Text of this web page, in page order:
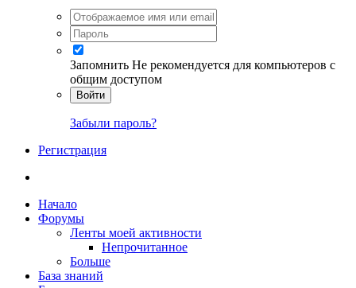
Запомнить Не рекомендуется для компьютеров с
общим доступом
Войти
Забыли пароль?
Регистрация
Начало
Форумы
Ленты моей активности
Непрочитанное
Больше
База знаний